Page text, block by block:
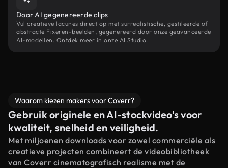
Door AI gegenereerde clips
Vul creatieve lacunes direct op met surrealistische, gestileerde of
abstracte Fixeren-beelden, gegenereerd door onze geavanceerde
AI-modellen. Ontdek meer in onze AI Studio.
Waarom kiezen makers voor Coverr?
Gebruik originele en AI-stockvideo's voor
kwaliteit, snelheid en veiligheid.
Met miljoenen downloads voor zowel commerciële als
creatieve projecten combineert de videobibliotheek
van Coverr cinematografisch realisme met de